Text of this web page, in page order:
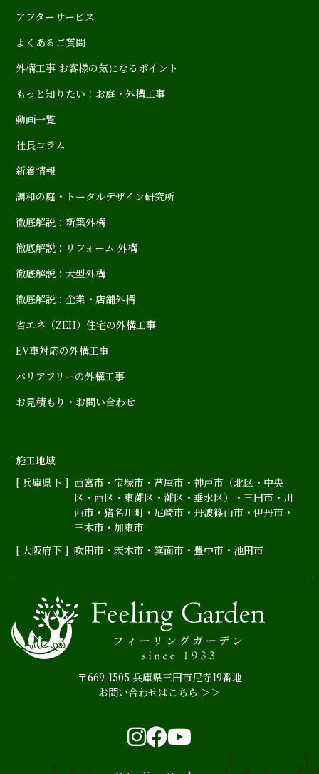
アフターサービス
よくあるご質問
外構工事 お客様の気になるポイント
もっと知りたい！お庭・外構工事
動画一覧
社長コラム
新着情報
調和の庭・トータルデザイン研究所
徹底解説：新築外構
徹底解説：リフォーム 外構
徹底解説：大型外構
徹底解説：企業・店舗外構
省エネ（ZEH）住宅の外構工事
EV車対応の外構工事
バリアフリーの外構工事
お見積もり・お問い合わせ
施工地域
[ 兵庫県下 ] 西宮市 ・宝塚市 ・芦屋市 ・神戸市（北区 ・ 中央
区 ・西区 ・東灘区 ・灘区 ・垂水区）・三田市 ・ 川
西市 ・猪名川町 ・ 尼崎市 ・丹波篠山市 ・伊丹市 ・
三木市・加東市
[ 大阪府下 ] 吹田市 ・茨木市 ・箕面市 ・ 豊中市 ・池田市
〒669-1505 兵庫県三田市尼寺19番地
お問い合わせはこちら ＞＞
Instagram
Facebook